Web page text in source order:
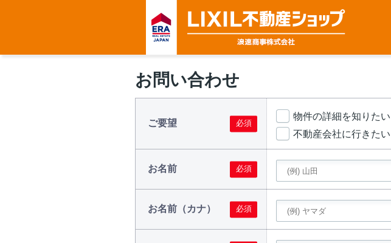
お問い合わせ
ご要望
物件の詳細を知りたい
不動産会社に行きたい
お名前
お名前（カナ）